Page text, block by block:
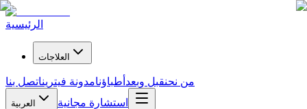
الرئيسية
العلاجات
من نحنقبل وبعد أطباؤنامدونة فيتريناتصل بنا
العربية استشارة مجانية